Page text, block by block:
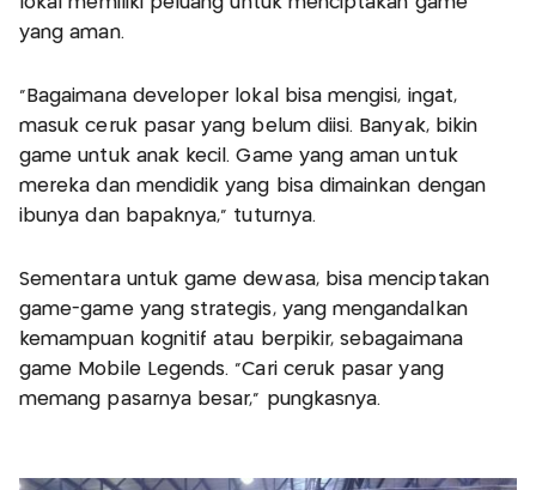
yang aman.
"Bagaimana developer lokal bisa mengisi, ingat,
masuk ceruk pasar yang belum diisi. Banyak, bikin
game untuk anak kecil. Game yang aman untuk
mereka dan mendidik yang bisa dimainkan dengan
ibunya dan bapaknya," tuturnya.
Sementara untuk game dewasa, bisa menciptakan
game-game yang strategis, yang mengandalkan
kemampuan kognitif atau berpikir, sebagaimana
game Mobile Legends. "Cari ceruk pasar yang
memang pasarnya besar," pungkasnya.